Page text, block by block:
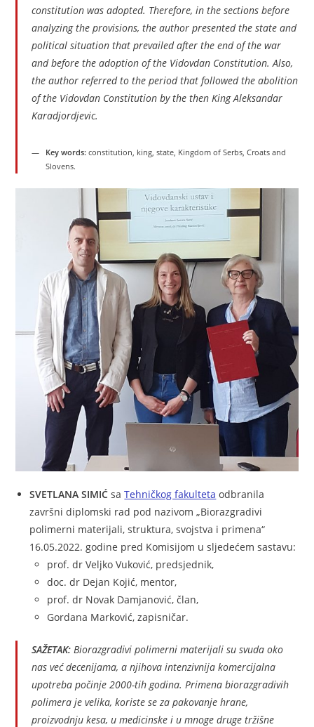
constitution was adopted. Therefore, in the sections before
analyzing the provisions, the author presented the state and
political situation that prevailed after the end of the war
and before the adoption of the Vidovdan Constitution. Also,
the author referred to the period that followed the abolition
of the Vidovdan Constitution by the then King Aleksandar
Karadjordjevic.
Key words: constitution, king, state, Kingdom of Serbs, Croats and
Slovens.
SVETLANA SIMIĆsaTehničkog fakulteta odbranila
završni diplomski rad pod nazivom „Biorazgradivi
polimerni materijali, struktura, svojstva i primena“
16.05.2022. godine pred Komisijom u sljedećem sastavu:
prof. dr Veljko Vuković, predsjednik,
doc. dr Dejan Kojić, mentor,
prof. dr Novak Damjanović, član,
Gordana Marković, zapisničar.
SAŽETAK: Biorazgradivi polimerni materijali su svuda oko
nas već decenijama, a njihova intenzivnija komercijalna
upotreba počinje 2000-tih godina. Primena biorazgradivih
polimera je velika, koriste se za pakovanje hrane,
proizvodnju kesa, u medicinske i u mnoge druge tržišne